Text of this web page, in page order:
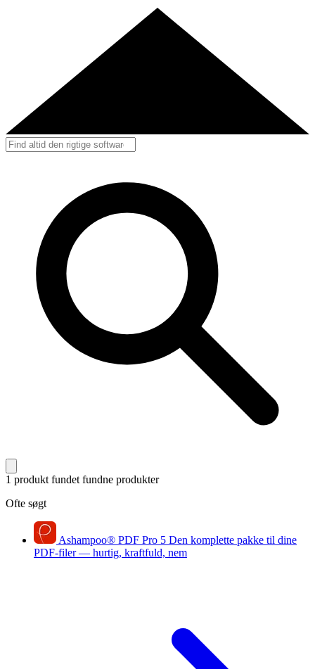
1 produkt fundet fundne produkter
Ofte søgt
Ashampoo® PDF Pro 5 Den komplette pakke til dine
PDF-filer — hurtig, kraftfuld, nem